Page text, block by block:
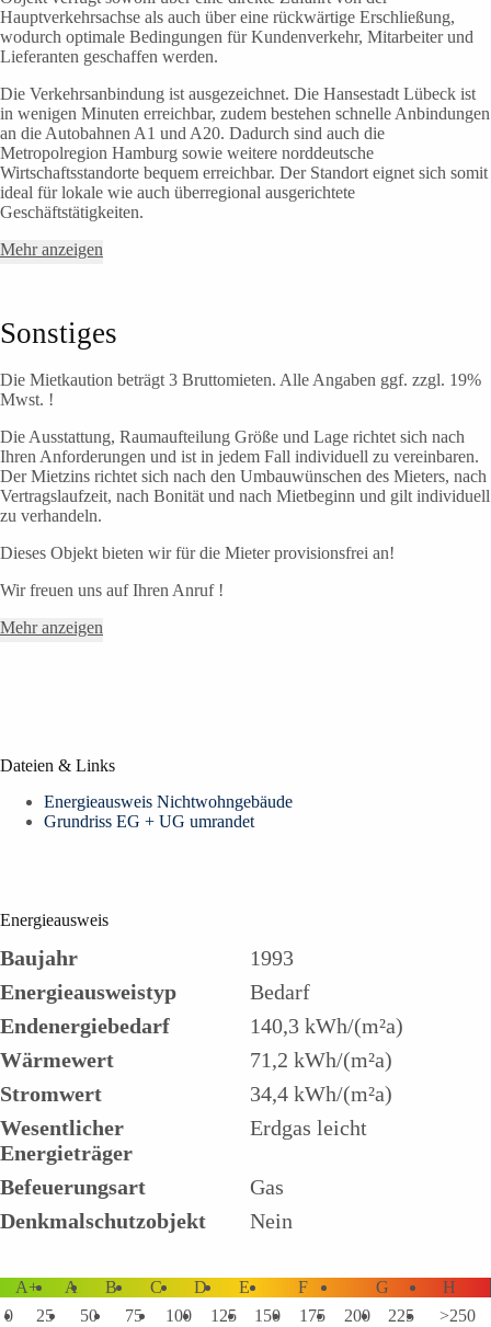
Hauptverkehrsachse als auch über eine rückwärtige Erschließung,
wodurch optimale Bedingungen für Kundenverkehr, Mitarbeiter und
Lieferanten geschaffen werden.
Die Verkehrsanbindung ist ausgezeichnet. Die Hansestadt Lübeck ist
in wenigen Minuten erreichbar, zudem bestehen schnelle Anbindungen
an die Autobahnen A1 und A20. Dadurch sind auch die
Metropolregion Hamburg sowie weitere norddeutsche
Wirtschaftsstandorte bequem erreichbar. Der Standort eignet sich somit
ideal für lokale wie auch überregional ausgerichtete
Geschäftstätigkeiten.
Mehr anzeigen
Sonstiges
Die Mietkaution beträgt 3 Bruttomieten. Alle Angaben ggf. zzgl. 19%
Mwst. !
Die Ausstattung, Raumaufteilung Größe und Lage richtet sich nach
Ihren Anforderungen und ist in jedem Fall individuell zu vereinbaren.
Der Mietzins richtet sich nach den Umbauwünschen des Mieters, nach
Vertragslaufzeit, nach Bonität und nach Mietbeginn und gilt individuell
zu verhandeln.
Dieses Objekt bieten wir für die Mieter provisionsfrei an!
Wir freuen uns auf Ihren Anruf !
Mehr anzeigen
Dateien & Links
Energieausweis Nichtwohngebäude
Grundriss EG + UG umrandet
Energieausweis
Baujahr
1993
Energieausweistyp
Bedarf
Endenergiebedarf
140,3 kWh/(m²a)
Wärmewert
71,2 kWh/(m²a)
Stromwert
34,4 kWh/(m²a)
Wesentlicher
Energieträger
Erdgas leicht
Befeuerungsart
Gas
Denkmalschutzobjekt
Nein
A+ A B C D E F G
H
0
25 50 75 100 125 150 175 200 225 >250